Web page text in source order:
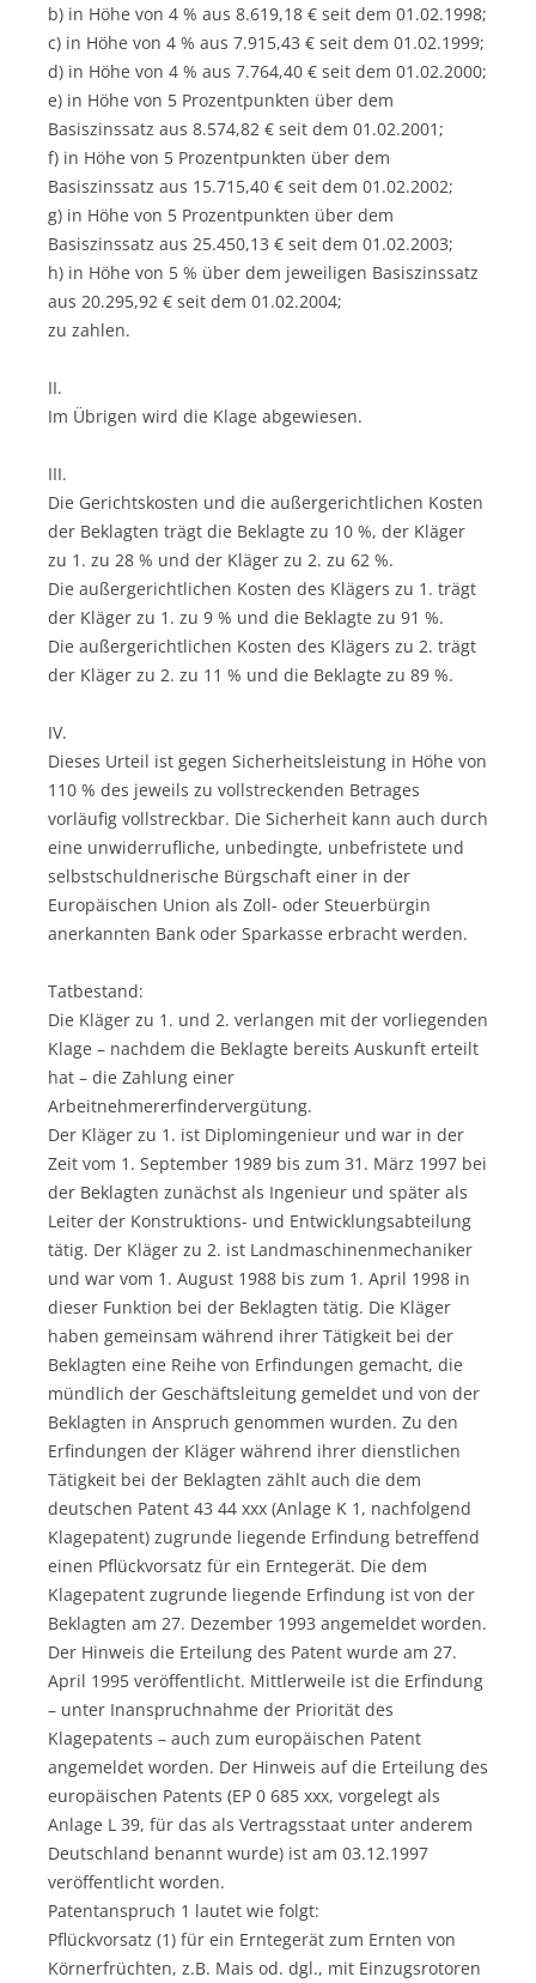
b) in Höhe von 4 % aus 8.619,18 € seit dem 01.02.1998;
c) in Höhe von 4 % aus 7.915,43 € seit dem 01.02.1999;
d) in Höhe von 4 % aus 7.764,40 € seit dem 01.02.2000;
e) in Höhe von 5 Prozentpunkten über dem
Basiszinssatz aus 8.574,82 € seit dem 01.02.2001;
f) in Höhe von 5 Prozentpunkten über dem
Basiszinssatz aus 15.715,40 € seit dem 01.02.2002;
g) in Höhe von 5 Prozentpunkten über dem
Basiszinssatz aus 25.450,13 € seit dem 01.02.2003;
h) in Höhe von 5 % über dem jeweiligen Basiszinssatz
aus 20.295,92 € seit dem 01.02.2004;
zu zahlen.
II.
Im Übrigen wird die Klage abgewiesen.
III.
Die Gerichtskosten und die außergerichtlichen Kosten
der Beklagten trägt die Beklagte zu 10 %, der Kläger
zu 1. zu 28 % und der Kläger zu 2. zu 62 %.
Die außergerichtlichen Kosten des Klägers zu 1. trägt
der Kläger zu 1. zu 9 % und die Beklagte zu 91 %.
Die außergerichtlichen Kosten des Klägers zu 2. trägt
der Kläger zu 2. zu 11 % und die Beklagte zu 89 %.
IV.
Dieses Urteil ist gegen Sicherheitsleistung in Höhe von
110 % des jeweils zu vollstreckenden Betrages
vorläufig vollstreckbar. Die Sicherheit kann auch durch
eine unwiderrufliche, unbedingte, unbefristete und
selbstschuldnerische Bürgschaft einer in der
Europäischen Union als Zoll- oder Steuerbürgin
anerkannten Bank oder Sparkasse erbracht werden.
Tatbestand:
Die Kläger zu 1. und 2. verlangen mit der vorliegenden
Klage – nachdem die Beklagte bereits Auskunft erteilt
hat – die Zahlung einer
Arbeitnehmererfindervergütung.
Der Kläger zu 1. ist Diplomingenieur und war in der
Zeit vom 1. September 1989 bis zum 31. März 1997 bei
der Beklagten zunächst als Ingenieur und später als
Leiter der Konstruktions- und Entwicklungsabteilung
tätig. Der Kläger zu 2. ist Landmaschinenmechaniker
und war vom 1. August 1988 bis zum 1. April 1998 in
dieser Funktion bei der Beklagten tätig. Die Kläger
haben gemeinsam während ihrer Tätigkeit bei der
Beklagten eine Reihe von Erfindungen gemacht, die
mündlich der Geschäftsleitung gemeldet und von der
Beklagten in Anspruch genommen wurden. Zu den
Erfindungen der Kläger während ihrer dienstlichen
Tätigkeit bei der Beklagten zählt auch die dem
deutschen Patent 43 44 xxx (Anlage K 1, nachfolgend
Klagepatent) zugrunde liegende Erfindung betreffend
einen Pflückvorsatz für ein Erntegerät. Die dem
Klagepatent zugrunde liegende Erfindung ist von der
Beklagten am 27. Dezember 1993 angemeldet worden.
Der Hinweis die Erteilung des Patent wurde am 27.
April 1995 veröffentlicht. Mittlerweile ist die Erfindung
– unter Inanspruchnahme der Priorität des
Klagepatents – auch zum europäischen Patent
angemeldet worden. Der Hinweis auf die Erteilung des
europäischen Patents (EP 0 685 xxx, vorgelegt als
Anlage L 39, für das als Vertragsstaat unter anderem
Deutschland benannt wurde) ist am 03.12.1997
veröffentlicht worden.
Patentanspruch 1 lautet wie folgt:
Pflückvorsatz (1) für ein Erntegerät zum Ernten von
Körnerfrüchten, z.B. Mais od. dgl., mit Einzugsrotoren